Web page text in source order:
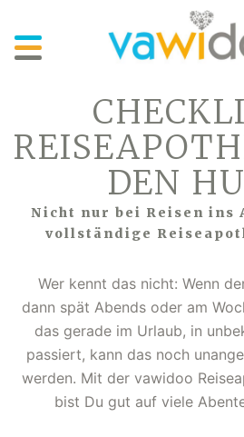
main
DEN
Nicht nur bei Reisen ins
vollständige
Wer kennt das nicht: Wenn
dann spät Abends oder am
das gerade im Urlaub, in
passiert, kann das noch
werden. Mit der vawidoo
bist Du gut auf viele